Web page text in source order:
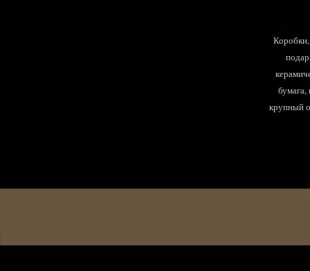
крупный